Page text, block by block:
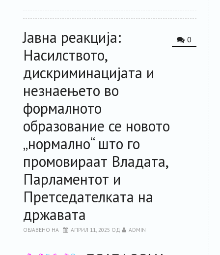
0
Јавна реакција:
Насилството,
дискриминацијата и
незнаењето во
формалното
образование се новото
„нормално“ што го
промовираат Владата,
Парламентот и
Претседателката на
државата
ОБЈАВЕНО НА АПРИЛ 11, 2025 ОД ADMIN